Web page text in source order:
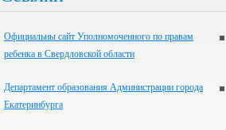
Официальны сайт Уполномоченного по правам
ребенка в Свердловской области
Департамент образования Администрации города
Екатеринбурга